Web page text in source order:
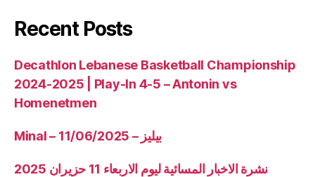
Recent Posts
Decathlon Lebanese Basketball Championship
2024-2025 | Play-In 4-5 – Antonin vs
Homenetmen
Minal – 11/06/2025 – بيليز
نشرة الاخبار المسائية ليوم الاربعاء 11 حزيران 2025